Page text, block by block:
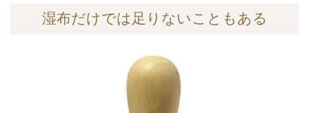
湿布だけでは足りないこともある